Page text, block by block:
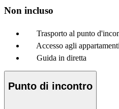
Non incluso
Trasporto al punto
Accesso agli
Guida in diretta
Punto di incontro